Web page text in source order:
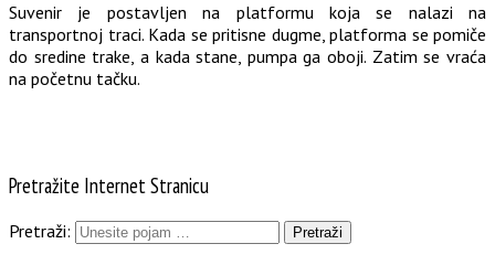
Suvenir je postavljen na platformu koja se nalazi na
transportnoj traci. Kada se pritisne dugme, platforma se pomiče
do sredine trake, a kada stane, pumpa ga oboji. Zatim se vraća
na početnu tačku.
Pretražite Internet Stranicu
Pretraži: